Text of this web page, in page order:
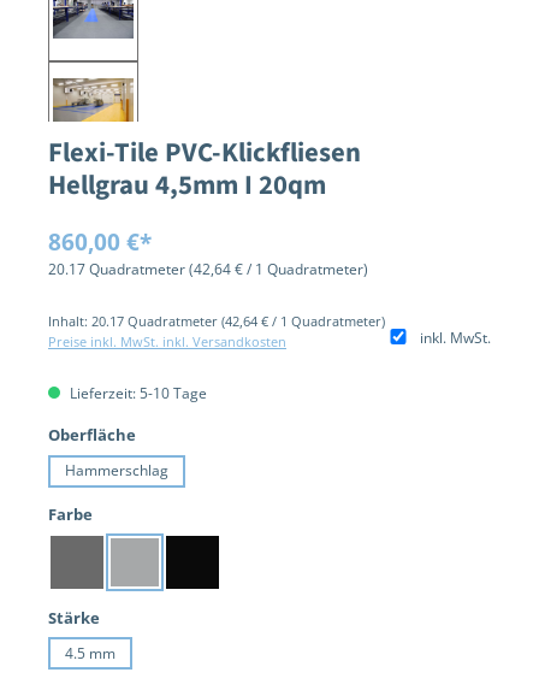
Flexi-Tile PVC-Klickfliesen
Hellgrau 4,5mm I 20qm
Regulärer Preis:
860,00 €*
20.17 Quadratmeter(42,64 € / 1 Quadratmeter)
Inhalt: 20.17 Quadratmeter (42,64 € / 1 Quadratmeter)
inkl. MwSt.
Preise inkl. MwSt. inkl. Versandkosten
Lieferzeit: 5-10 Tage
Oberfläche
Hammerschlag
Farbe
Stärke
4.5 mm